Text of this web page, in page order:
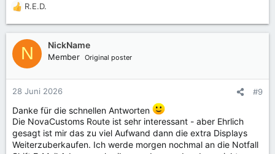
ersatzdisplay-funkstille-vom-support.8000/
R
a
k
t
n
n
:
R.E.D.
N NickName
Member Original poster
28 Juni 2026 #9
Danke für die schnellen Antworten
Die NovaCustoms Route ist sehr interessant - aber Ehrlich
gesagt ist mir das zu viel Aufwand dann die extra Displays
Weiterzuberkaufen. Ich werde morgen nochmal an die Notfall